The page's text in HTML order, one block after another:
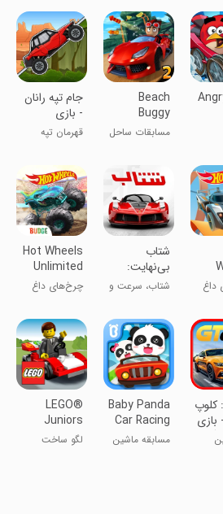
ماشین
Beach
Buggy
Racing 2
مسابقات ساحل
‏‏جام تپه رانان
- بازی
ماشینی
هیجانی
قهرمان تپه
داغ
شتاب
بی‌نهایت:
بازی ماشین
شتاب، سرعت و
اینجاست
Hot Wheels
Unlimited
چرخ‌های داغ
Baby Panda
Car Racing
مسابقه ماشین
LEGO®
Juniors
Create &
Cruise
لگو ساخت